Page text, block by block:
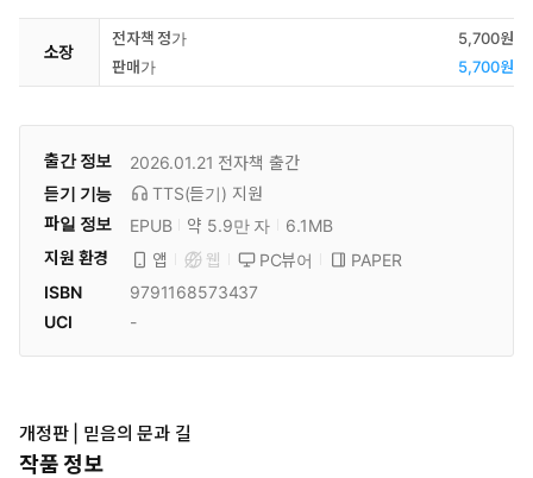
소장
전자책 정가
5,700원
판매가
5,700원
출간 정보 2026.01.21 전자책 출간
듣기 기능
TTS(듣기) 지원
파일 정보
EPUB 약 5.9만 자
6.1MB
지원 환경
앱 웹 PC뷰어
PAPER
ISBN
9791168573437
UCI
-
개정판 | 믿음의 문과 길
작품 정보